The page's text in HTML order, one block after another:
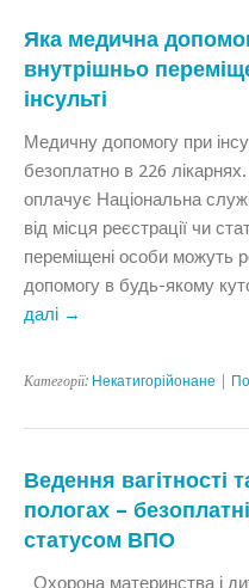
Яка медична
внутрішньо
інсульті
Медичну допомогу при
безоплатно в 226
оплачує Національна
від місця реєстрації чи
переміщені особи можуть
допомогу в будь-якому
далі →
Категорії: Некатигорійонане
Ведення вагітності
пологах –
статусом ВПО
Охорона материнства і